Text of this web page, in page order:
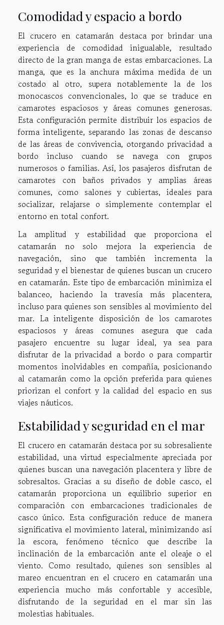
Comodidad y espacio a bordo
El crucero en catamarán destaca por brindar una
experiencia de comodidad inigualable, resultado
directo de la gran manga de estas embarcaciones. La
manga, que es la anchura máxima medida de un
costado al otro, supera notablemente la de los
monocascos convencionales, lo que se traduce en
camarotes espaciosos y áreas comunes generosas.
Esta configuración permite distribuir los espacios de
forma inteligente, separando las zonas de descanso
de las áreas de convivencia, otorgando privacidad a
bordo incluso cuando se navega con grupos
numerosos o familias. Así, los pasajeros disfrutan de
camarotes con baños privados y amplias áreas
comunes, como salones y cubiertas, ideales para
socializar, relajarse o simplemente contemplar el
entorno en total confort.
La amplitud y estabilidad que proporciona el
catamarán no solo mejora la experiencia de
navegación, sino que también incrementa la
seguridad y el bienestar de quienes buscan un crucero
en catamarán. Este tipo de embarcación minimiza el
balanceo, haciendo la travesía más placentera,
incluso para quienes son sensibles al movimiento del
mar. La inteligente disposición de los camarotes
espaciosos y áreas comunes asegura que cada
pasajero encuentre su lugar ideal, ya sea para
disfrutar de la privacidad a bordo o para compartir
momentos inolvidables en compañía, posicionando
al catamarán como la opción preferida para quienes
priorizan el confort y la calidad del espacio en sus
viajes náuticos.
Estabilidad y seguridad en el mar
El crucero en catamarán destaca por su sobresaliente
estabilidad, una virtud especialmente apreciada por
quienes buscan una navegación placentera y libre de
sobresaltos. Gracias a su diseño de doble casco, el
catamarán proporciona un equilibrio superior en
comparación con embarcaciones tradicionales de
casco único. Esta configuración reduce de manera
significativa el movimiento lateral, minimizando así
la escora, fenómeno técnico que describe la
inclinación de la embarcación ante el oleaje o el
viento. Como resultado, quienes son sensibles al
mareo encuentran en el crucero en catamarán una
experiencia mucho más confortable y accesible,
disfrutando de la seguridad en el mar sin las
molestias habituales.